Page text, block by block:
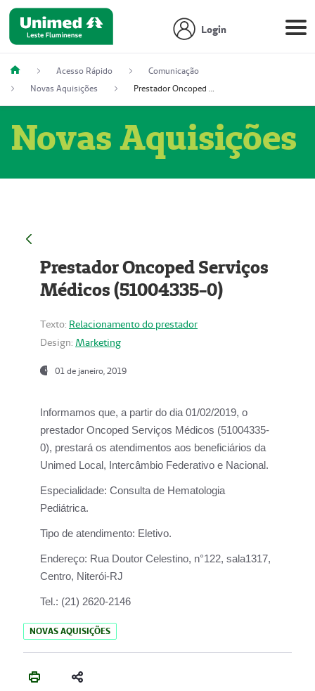
Login
Acesso Rápido
Comunicação
Novas Aquisições
Prestador Oncoped Serviços Médicos (51004335-0)
Novas Aquisições
Prestador Oncoped Serviços
Médicos (51004335-0)
Texto: Relacionamento do prestador
Design: Marketing
01 de janeiro, 2019
Informamos que, a partir do dia 01/02/2019, o
prestador Oncoped Serviços Médicos (51004335-
0), prestará os atendimentos aos beneficiários da
Unimed Local, Intercâmbio Federativo e Nacional.
Especialidade: Consulta de Hematologia
Pediátrica.
Tipo de atendimento: Eletivo.
Endereço: Rua Doutor Celestino, n°122, sala1317,
Centro, Niterói-RJ
Tel.: (21) 2620-2146
NOVAS AQUISIÇÕES